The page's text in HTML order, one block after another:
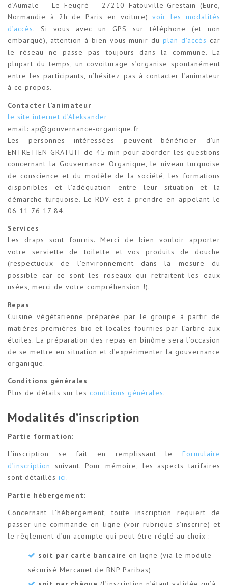
d’Aumale – Le Feugré – 27210 Fatouville-Grestain (Eure,
Normandie à 2h de Paris en voiture)voir les modalités
d’accès. Si vous avec un GPS sur téléphone (et non
embarqué), attention à bien vous munir duplan d’accès car
le réseau ne passe pas toujours dans la commune. La
plupart du temps, un covoiturage s’organise spontanément
entre les participants, n’hésitez pas à contacter l’animateur
à ce propos.
Contacter l’animateur
le site internet d’Aleksander
email: ap@gouvernance-organique.fr
Les personnes intéressées peuvent bénéficier d’un
ENTRETIEN GRATUIT de 45 min pour aborder les questions
concernant la Gouvernance Organique, le niveau turquoise
de conscience et du modèle de la société, les formations
disponibles et l’adéquation entre leur situation et la
démarche turquoise. Le RDV est à prendre en appelant le
06 11 76 17 84.
Services
Les draps sont fournis. Merci de bien vouloir apporter
votre serviette de toilette et vos produits de douche
(respectueux de l’environnement dans la mesure du
possible car ce sont les roseaux qui retraitent les eaux
usées, merci de votre compréhension !).
Repas
Cuisine végétarienne préparée par le groupe à partir de
matières premières bio et locales fournies par l’arbre aux
étoiles. La préparation des repas en binôme sera l’occasion
de se mettre en situation et d’expérimenter la gouvernance
organique.
Conditions générales
Plus de détails sur les conditions générales.
Modalités d’inscription
Partie formation:
L’inscription se fait en remplissant le Formulaire
d’inscription
suivant. Pour mémoire, les aspects tarifaires
sont détaillés ici.
Partie hébergement:
Concernant l’hébergement, toute inscription requiert de
passer une commande en ligne (voir rubrique s’inscrire) et
le règlement d’un acompte qui peut être réglé au choix :
soit par carte bancaire en ligne (via le module
sécurisé Mercanet de BNP Paribas)